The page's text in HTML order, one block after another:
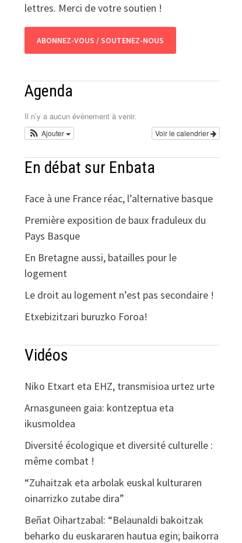
lettres. Merci de votre soutien !
ABONNEZ-VOUS / SOUTENEZ-NOUS
Agenda
Il n’y a aucun évènement à venir.
Voir le calendrier
Ajouter
En débat sur Enbata
Face à une France réac, l’alternative basque
Première exposition de baux fraduleux du
Pays Basque
En Bretagne aussi, batailles pour le
logement
Le droit au logement n’est pas secondaire !
Etxebizitzari buruzko Foroa!
Vidéos
Niko Etxart eta EHZ, transmisioa urtez urte
Arnasguneen gaia: kontzeptua eta
ikusmoldea
Diversité écologique et diversité culturelle :
même combat !
“Zuhaitzak eta arbolak euskal kulturaren
oinarrizko zutabe dira”
Beñat Oihartzabal: “Belaunaldi bakoitzak
beharko du euskararen hautua egin; baikorra